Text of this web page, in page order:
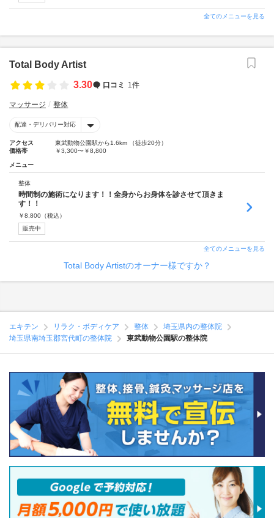
全てのメニューを見る
Total Body Artist
3.30
口コミ 1件
マッサージ 整体
配達・デリバリー対応
アクセス
東武動物公園駅から1.6km （徒歩20分）
価格帯
￥3,300〜￥8,800
メニュー
整体
時間制の施術になります！！全身からお身体を診させて頂きま
す！！
￥8,800 （税込）
販売中
全てのメニューを見る
Total Body Artistのオーナー様ですか？
エキテン リラク・ボディケア 整体
埼玉県内の整体院
埼玉県南埼玉郡宮代町の整体院
東武動物公園駅の整体院